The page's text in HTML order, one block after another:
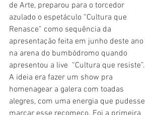
de Arte, preparou para o torcedor
azulado o espetáculo “Cultura que
Renasce” como sequência da
apresentação feita em junho deste ano
na arena do bumbódromo quando
apresentou a live  “Cultura que resiste”.
A ideia era fazer um show pra
homenagear a galera com toadas
alegres, com uma energia que pudesse